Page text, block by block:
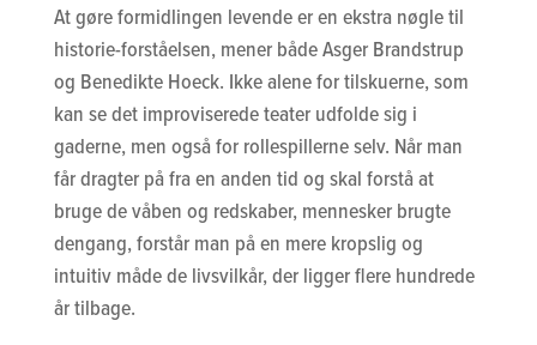
At gøre formidlingen levende er en ekstra nøgle til
historie-forståelsen, mener både Asger Brandstrup
og Benedikte Hoeck. Ikke alene for tilskuerne, som
kan se det improviserede teater udfolde sig i
gaderne, men også for rollespillerne selv. Når man
får dragter på fra en anden tid og skal forstå at
bruge de våben og redskaber, mennesker brugte
dengang, forstår man på en mere kropslig og
intuitiv måde de livsvilkår, der ligger flere hundrede
år tilbage.